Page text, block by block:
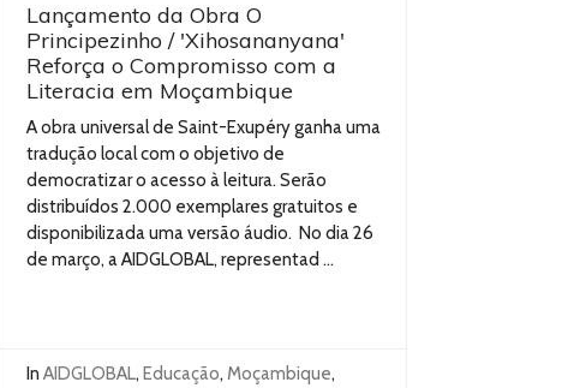
Lançamento da Obra O
Principezinho / 'Xihosananyana'
Reforça o Compromisso com a
Literacia em Moçambique
A obra universal de Saint-Exupéry ganha uma
tradução local com o objetivo de
democratizar o acesso à leitura. Serão
distribuídos 2.000 exemplares gratuitos e
disponibilizada uma versão áudio. No dia 26
de março, a AIDGLOBAL, representad ...
In AIDGLOBAL, Educação, Moçambique,